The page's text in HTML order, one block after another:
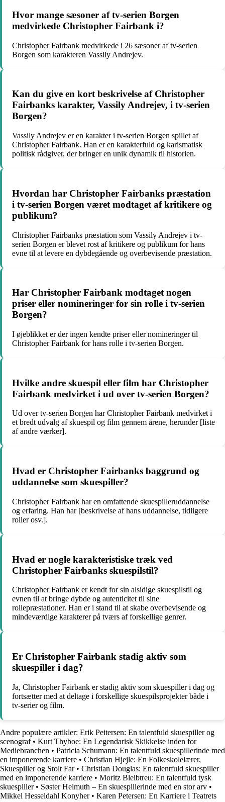
Hvor mange sæsoner af tv-serien Borgen
medvirkede Christopher Fairbank i?
Christopher Fairbank medvirkede i 26 sæsoner af tv-serien
Borgen som karakteren Vassily Andrejev.
Kan du give en kort beskrivelse af Christopher
Fairbanks karakter, Vassily Andrejev, i tv-serien
Borgen?
Vassily Andrejev er en karakter i tv-serien Borgen spillet af
Christopher Fairbank. Han er en karakterfuld og karismatisk
politisk rådgiver, der bringer en unik dynamik til historien.
Hvordan har Christopher Fairbanks præstation
i tv-serien Borgen været modtaget af kritikere og
publikum?
Christopher Fairbanks præstation som Vassily Andrejev i tv-
serien Borgen er blevet rost af kritikere og publikum for hans
evne til at levere en dybdegående og overbevisende præstation.
Har Christopher Fairbank modtaget nogen
priser eller nomineringer for sin rolle i tv-serien
Borgen?
I øjeblikket er der ingen kendte priser eller nomineringer til
Christopher Fairbank for hans rolle i tv-serien Borgen.
Hvilke andre skuespil eller film har Christopher
Fairbank medvirket i ud over tv-serien Borgen?
Ud over tv-serien Borgen har Christopher Fairbank medvirket i
et bredt udvalg af skuespil og film gennem årene, herunder [liste
af andre værker].
Hvad er Christopher Fairbanks baggrund og
uddannelse som skuespiller?
Christopher Fairbank har en omfattende skuespilleruddannelse
og erfaring. Han har [beskrivelse af hans uddannelse, tidligere
roller osv.].
Hvad er nogle karakteristiske træk ved
Christopher Fairbanks skuespilstil?
Christopher Fairbank er kendt for sin alsidige skuespilstil og
evnen til at bringe dybde og autenticitet til sine
rollepræstationer. Han er i stand til at skabe overbevisende og
mindeværdige karakterer på tværs af forskellige genrer.
Er Christopher Fairbank stadig aktiv som
skuespiller i dag?
Ja, Christopher Fairbank er stadig aktiv som skuespiller i dag og
fortsætter med at deltage i forskellige skuespilsprojekter både i
tv-serier og film.
Andre populære artikler: Erik Peitersen: En talentfuld skuespiller og
scenograf• Kurt Thyboe: En Legendarisk Skikkelse inden for
Mediebranchen • Patricia Schumann: En talentfuld skuespillerinde med
en imponerende karriere • Christian Hjejle: En Folkeskolelærer,
Skuespiller og Stolt Far• Christian Douglas: En talentfuld skuespiller
med en imponerende karriere • Moritz Bleibtreu: En talentfuld tysk
skuespiller• Søster Helmuth – En skuespillerinde med en stor arv •
Mikkel Hesseldahl Konyher• Karen Petersen: En Karriere i Teatrets